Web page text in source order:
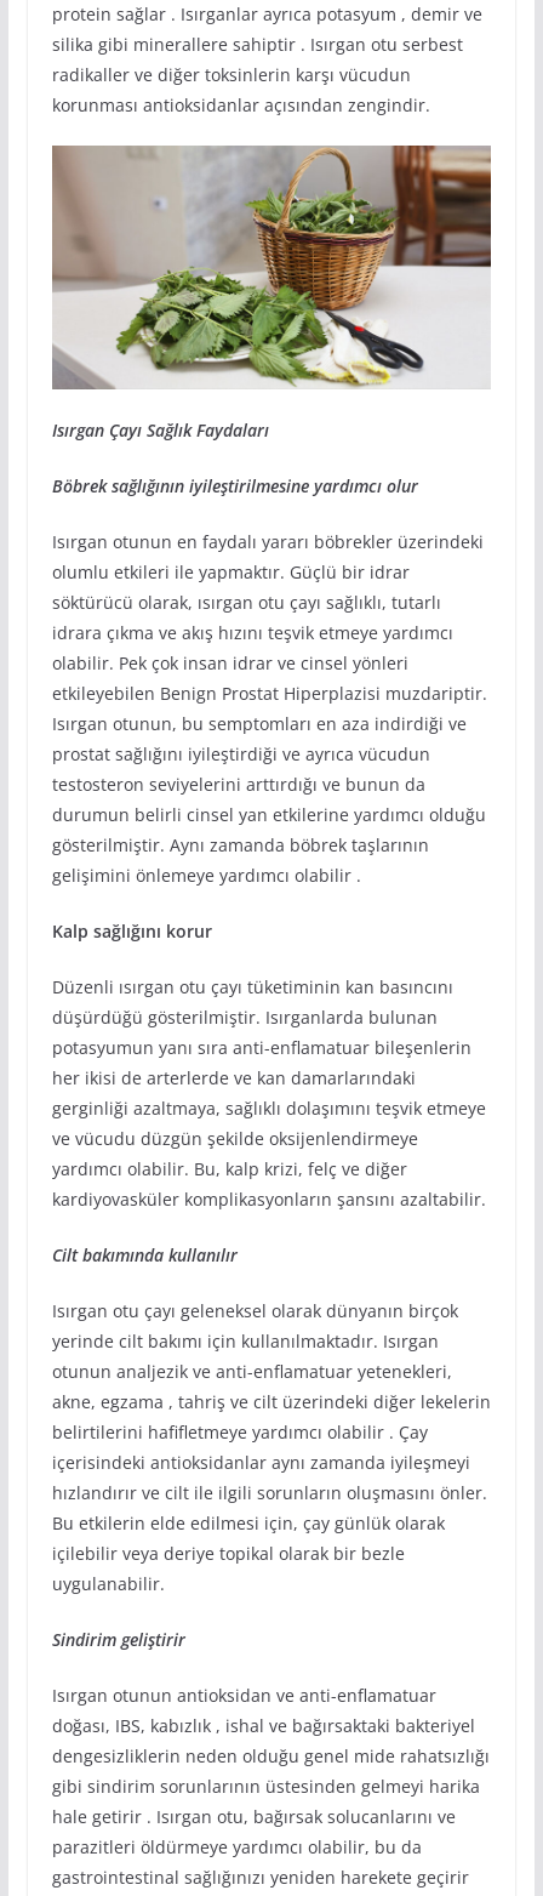
protein sağlar . Isırganlar ayrıca potasyum , demir ve
silika gibi minerallere sahiptir . Isırgan otu serbest
radikaller ve diğer toksinlerin karşı vücudun
korunması antioksidanlar açısından zengindir.
Isırgan Çayı Sağlık Faydaları
Böbrek sağlığının iyileştirilmesine yardımcı olur
Isırgan otunun en faydalı yararı böbrekler üzerindeki
olumlu etkileri ile yapmaktır. Güçlü bir idrar
söktürücü olarak, ısırgan otu çayı sağlıklı, tutarlı
idrara çıkma ve akış hızını teşvik etmeye yardımcı
olabilir. Pek çok insan idrar ve cinsel yönleri
etkileyebilen Benign Prostat Hiperplazisi muzdariptir.
Isırgan otunun, bu semptomları en aza indirdiği ve
prostat sağlığını iyileştirdiği ve ayrıca vücudun
testosteron seviyelerini arttırdığı ve bunun da
durumun belirli cinsel yan etkilerine yardımcı olduğu
gösterilmiştir. Aynı zamanda böbrek taşlarının
gelişimini önlemeye yardımcı olabilir .
Kalp sağlığını korur
Düzenli ısırgan otu çayı tüketiminin kan basıncını
düşürdüğü gösterilmiştir. Isırganlarda bulunan
potasyumun yanı sıra anti-enflamatuar bileşenlerin
her ikisi de arterlerde ve kan damarlarındaki
gerginliği azaltmaya, sağlıklı dolaşımını teşvik etmeye
ve vücudu düzgün şekilde oksijenlendirmeye
yardımcı olabilir. Bu, kalp krizi, felç ve diğer
kardiyovasküler komplikasyonların şansını azaltabilir.
Cilt bakımında kullanılır
Isırgan otu çayı geleneksel olarak dünyanın birçok
yerinde cilt bakımı için kullanılmaktadır. Isırgan
otunun analjezik ve anti-enflamatuar yetenekleri,
akne, egzama , tahriş ve cilt üzerindeki diğer lekelerin
belirtilerini hafifletmeye yardımcı olabilir . Çay
içerisindeki antioksidanlar aynı zamanda iyileşmeyi
hızlandırır ve cilt ile ilgili sorunların oluşmasını önler.
Bu etkilerin elde edilmesi için, çay günlük olarak
içilebilir veya deriye topikal olarak bir bezle
uygulanabilir.
Sindirim geliştirir
Isırgan otunun antioksidan ve anti-enflamatuar
doğası, IBS, kabızlık , ishal ve bağırsaktaki bakteriyel
dengesizliklerin neden olduğu genel mide rahatsızlığı
gibi sindirim sorunlarının üstesinden gelmeyi harika
hale getirir . Isırgan otu, bağırsak solucanlarını ve
parazitleri öldürmeye yardımcı olabilir, bu da
gastrointestinal sağlığınızı yeniden harekete geçirir